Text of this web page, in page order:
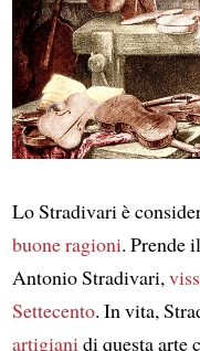
Lo Stradivari è
buone ragioni. Prende
Antonio Stradivari,
Settecento. In vita,
artigianidi questa arte